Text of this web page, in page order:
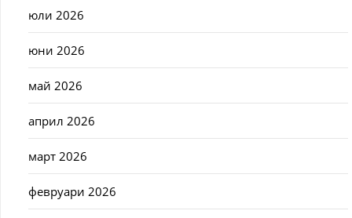
юли 2026
юни 2026
май 2026
април 2026
март 2026
февруари 2026